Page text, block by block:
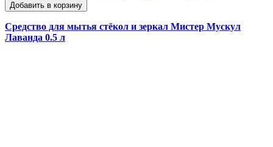
Добавить в корзину
Средство для мытья стёкол и зеркал Мистер Мускул
Лаванда 0.5 л